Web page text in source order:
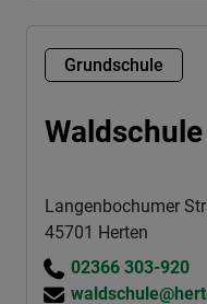
Grundschule
Waldschule
Langenbochumer
45701 Herten
02366 303-920